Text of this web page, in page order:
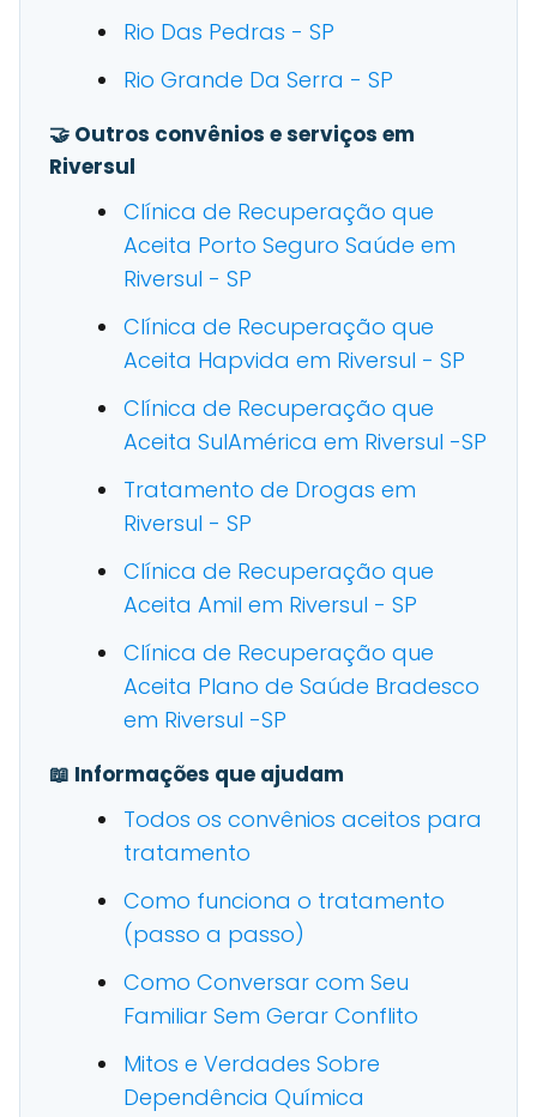
Rio Das Pedras - SP
Rio Grande Da Serra - SP
🤝 Outros convênios e serviços em
Riversul
Clínica de Recuperação que
Aceita Porto Seguro Saúde em
Riversul - SP
Clínica de Recuperação que
Aceita Hapvida em Riversul - SP
Clínica de Recuperação que
Aceita SulAmérica em Riversul -SP
Tratamento de Drogas em
Riversul - SP
Clínica de Recuperação que
Aceita Amil em Riversul - SP
Clínica de Recuperação que
Aceita Plano de Saúde Bradesco
em Riversul -SP
📖 Informações que ajudam
Todos os convênios aceitos para
tratamento
Como funciona o tratamento
(passo a passo)
Como Conversar com Seu
Familiar Sem Gerar Conflito
Mitos e Verdades Sobre
Dependência Química